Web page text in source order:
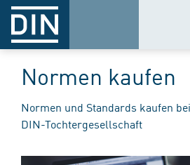
Normen kaufen
Normen und Standards kaufen
DIN-Tochtergesellschaft